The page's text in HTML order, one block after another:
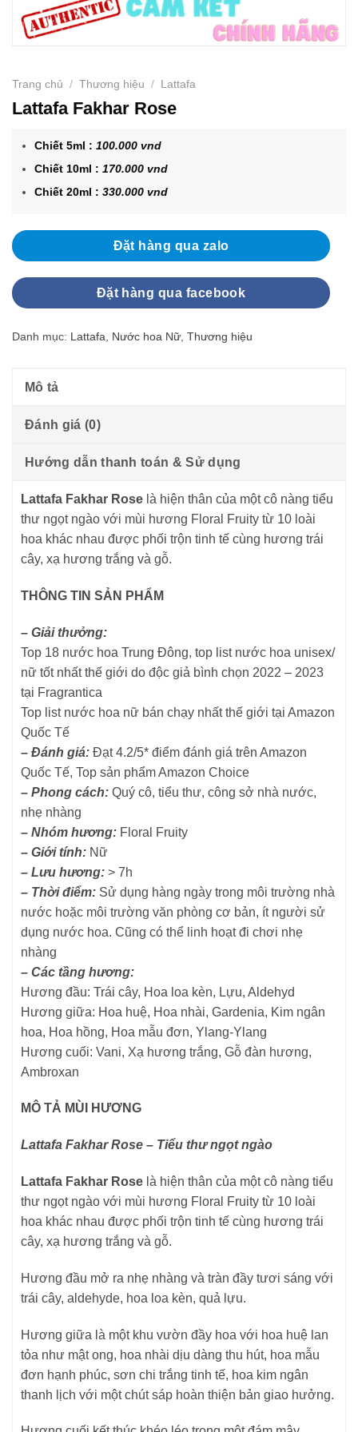
Trang chủ / Thương hiệu / Lattafa
Lattafa Fakhar Rose
Chiết 5ml :100.000 vnd
Chiết 10ml :170.000 vnd
Chiết 20ml :330.000 vnd
Đặt hàng qua zalo
Đặt hàng qua facebook
Danh mục: Lattafa Nước hoa Nữ Thương hiệu
Mô tả
Đánh giá (0)
Hướng dẫn thanh toán & Sử dụng
Lattafa Fakhar Rose là hiện thân của một cô nàng tiểu
thư ngọt ngào với mùi hương Floral Fruity từ 10 loài
hoa khác nhau được phối trộn tinh tế cùng hương trái
cây, xạ hương trắng và gỗ.
THÔNG TIN SẢN PHẨM
– Giải thưởng:
Top 18 nước hoa Trung Đông, top list nước hoa unisex/
nữ tốt nhất thế giới do độc giả bình chọn 2022 – 2023
tại Fragrantica
Top list nước hoa nữ bán chạy nhất thế giới tại Amazon
Quốc Tế
– Đánh giá: Đạt 4.2/5* điểm đánh giá trên Amazon
Quốc Tế, Top sản phẩm Amazon Choice
– Phong cách: Quý cô, tiểu thư, công sở nhà nước,
nhẹ nhàng
– Nhóm hương: Floral Fruity
– Giới tính: Nữ
– Lưu hương: > 7h
– Thời điểm: Sử dụng hàng ngày trong môi trường nhà
nước hoặc môi trường văn phòng cơ bản, ít người sử
dụng nước hoa. Cũng có thể linh hoạt đi chơi nhẹ
nhàng
– Các tầng hương:
Hương đầu: Trái cây, Hoa loa kèn, Lựu, Aldehyd
Hương giữa: Hoa huệ, Hoa nhài, Gardenia, Kim ngân
hoa, Hoa hồng, Hoa mẫu đơn, Ylang-Ylang
Hương cuối: Vani, Xạ hương trắng, Gỗ đàn hương,
Ambroxan
MÔ TẢ MÙI HƯƠNG
Lattafa Fakhar Rose – Tiểu thư ngọt ngào
Lattafa Fakhar Rose là hiện thân của một cô nàng tiểu
thư ngọt ngào với mùi hương Floral Fruity từ 10 loài
hoa khác nhau được phối trộn tinh tế cùng hương trái
cây, xạ hương trắng và gỗ.
Hương đầu mở ra nhẹ nhàng và tràn đầy tươi sáng với
trái cây, aldehyde, hoa loa kèn, quả lựu.
Hương giữa là một khu vườn đầy hoa với hoa huệ lan
tỏa như mật ong, hoa nhài dịu dàng thu hút, hoa mẫu
đơn hạnh phúc, sơn chi trắng tinh tế, hoa kim ngân
thanh lịch với một chút sáp hoàn thiện bản giao hưởng.